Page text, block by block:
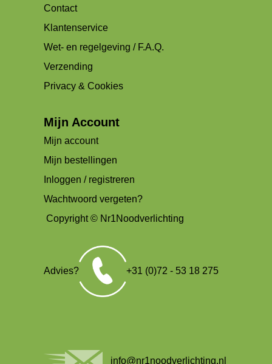
Contact
Klantenservice
Wet- en regelgeving / F.A.Q.
Verzending
Privacy & Cookies
Mijn Account
Mijn account
Mijn bestellingen
Inloggen / registreren
Wachtwoord vergeten?
Copyright © Nr1Noodverlichting
Advies? +31 (0)72 - 53 18 275
info@nr1noodverlichting.nl